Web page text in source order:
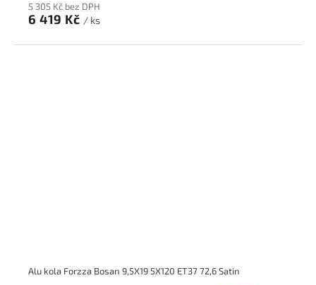
5 305 Kč bez DPH
6 419 Kč / ks
Alu kola Forzza Bosan 9,5X19 5X120 ET37 72,6 Satin